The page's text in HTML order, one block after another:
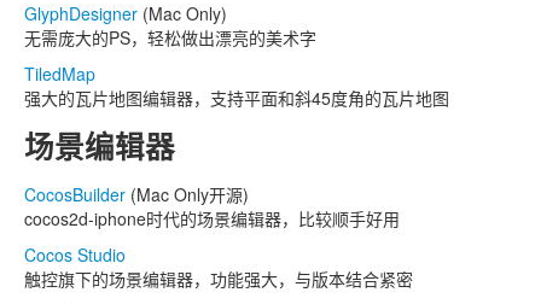
GlyphDesigner (Mac Only)
无需庞大的PS，轻松做出漂亮的美术字
TiledMap
强大的瓦片地图编辑器，支持平面和斜45度角的瓦片地图
场景编辑器
CocosBuilder (Mac Only开源)
cocos2d-iphone时代的场景编辑器，比较顺手好用
Cocos Studio
触控旗下的场景编辑器，功能强大，与版本结合紧密